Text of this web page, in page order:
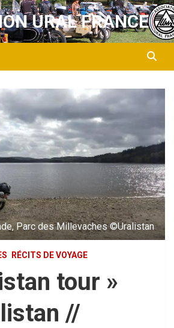
URAL FRANCE
Parc des Millevaches ©Uralistan
RÉCITS DE VOYAGE
tour »
//